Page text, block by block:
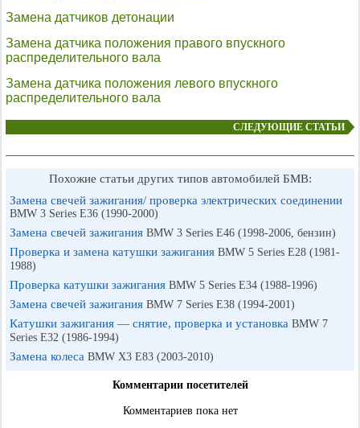
Замена датчиков детонации
Замена датчика положения правого впускного
распределительного вала
Замена датчика положения левого впускного
распределительного вала
СЛЕДУЮЩИЕ СТАТЬИ
Похожие статьи других типов автомобилей БМВ:
Замена свечей зажигания/ проверка электрических соединении
BMW 3 Series E36 (1990-2000)
Замена свечей зажигания BMW 3 Series E46 (1998-2006, бензин)
Проверка и замена катушки зажигания BMW 5 Series E28 (1981-
1988)
Проверка катушки зажигания BMW 5 Series E34 (1988-1996)
Замена свечей зажигания BMW 7 Series E38 (1994-2001)
Катушки зажигания — снятие, проверка и установка BMW 7
Series E32 (1986-1994)
Замена колеса BMW X3 E83 (2003-2010)
Комментарии посетителей
Комментариев пока нет